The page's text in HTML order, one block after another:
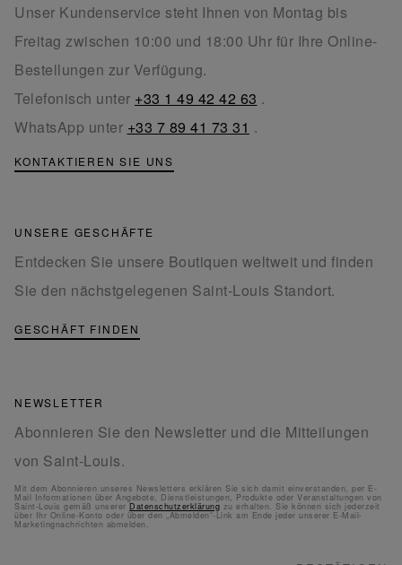
Unser Kundenservice steht Ihnen von Montag bis
Freitag zwischen 10:00 und 18:00 Uhr für Ihre Online-
Bestellungen zur Verfügung.
Telefonisch unter +33 1 49 42 42 63 .
WhatsApp unter +33 7 89 41 73 31 .
KONTAKTIEREN SIE UNS
UNSERE GESCHÄFTE
Entdecken Sie unsere Boutiquen weltweit und finden
Sie den nächstgelegenen Saint-Louis Standort.
GESCHÄFT FINDEN
NEWSLETTER
Abonnieren Sie den Newsletter und die Mitteilungen
von Saint-Louis.
Mit dem Abonnieren unseres Newsletters erklären Sie sich damit einverstanden, per E-
Mail Informationen über Angebote, Dienstleistungen, Produkte oder Veranstaltungen von
Saint-Louis gemäß unserer Datenschutzerklärung zu erhalten. Sie können sich jederzeit
über Ihr Online-Konto oder über den „Abmelden“-Link am Ende jeder unserer E-Mail-
Marketingnachrichten abmelden.